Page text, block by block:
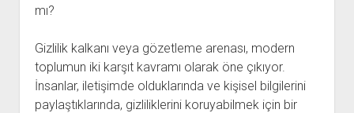
mı?
Gizlilik kalkanı veya gözetleme arenası, modern
toplumun iki karşıt kavramı olarak öne çıkıyor.
İnsanlar, iletişimde olduklarında ve kişisel bilgilerini
paylaştıklarında, gizliliklerini koruyabilmek için bir